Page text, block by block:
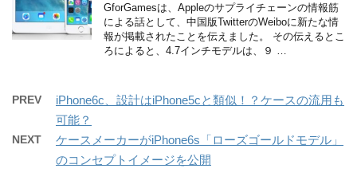
GforGamesは、Appleのサプライチェーンの情報筋
による話として、中国版TwitterのWeiboに新たな情
報が掲載されたことを伝えました。 その伝えるとこ
ろによると、4.7インチモデルは、９ …
PREV
iPhone6c、設計はiPhone5cと類似！？ケースの流用も
可能？
NEXT
ケースメーカーがiPhone6s「ローズゴールドモデル」
のコンセプトイメージを公開